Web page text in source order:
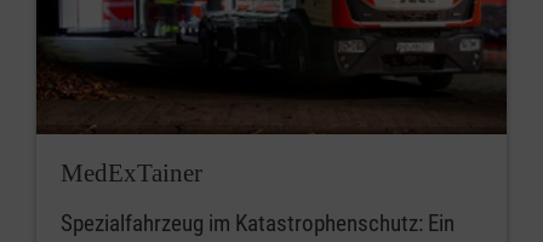
MedExTainer
Spezialfahrzeug im Katastrophenschutz: Ein